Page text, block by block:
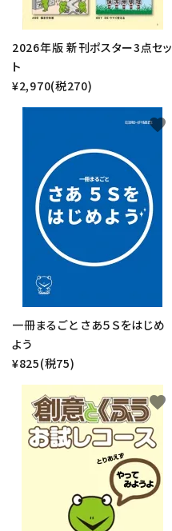
2026年版 新刊ポスター3点セッ
ト
¥2,970(税270)
一冊まるごと さあ５Ｓをはじめ
よう
¥825(税75)
favorite
favorite
キーワード